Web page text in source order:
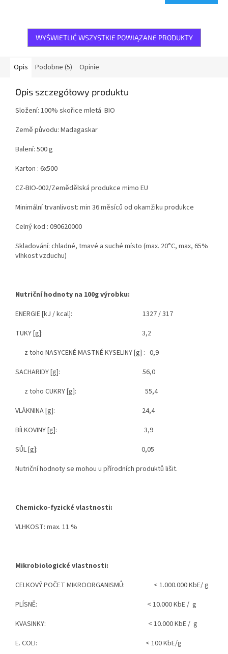
WYŚWIETLIĆ WSZYSTKIE POWIĄZANE PRODUKTY
Opis Podobne (5) Opinie
Opis szczegółowy produktu
Složení: 100% skořice mletá BIO
Země původu: Madagaskar
Balení: 500 g
Karton : 6x500
CZ-BIO-002/Zemědělská produkce mimo EU
Minimální trvanlivost: min 36 měsíců od okamžiku produkce
Celný kod : 090620000
Skladování: chladné, tmavé a suché místo (max. 20°C, max, 65%
vlhkost vzduchu)
Nutriční hodnoty na 100g výrobku:
ENERGIE[kJ / kcal]: 1327 / 317
TUKY [g]: 3,2
z toho NASYCENÉ MASTNÉ KYSELINY [g] : 0,9
SACHARIDY [g]: 56,0
z toho CUKRY [g]: 55,4
VLÁKNINA [g]: 24,4
BÍLKOVINY [g]: 3,9
SŮL [g]: 0,05
Nutriční hodnoty se mohou u přírodních produktů lišit.
Chemicko-fyzické vlastnosti:
VLHKOST: max. 11 %
Mikrobiologické vlastnosti:
CELKOVÝ POČET MIKROORGANISMŮ: < 1.000.000 KbE/g
PLÍSNĚ: < 10.000 KbE / g
KVASINKY: < 10.000 KbE / g
E. COLI: < 100 KbE/g